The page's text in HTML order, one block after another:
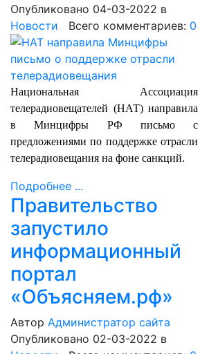
Опубликовано 04-03-2022 в
Новости Всего комментариев: 0
Национальная Ассоциация
телерадиовещателей (НАТ) направила
в Минцифры РФ письмо с
предложениями по поддержке отрасли
телерадиовещания на фоне санкций.
Подробнее ...
Правительство
запустило
информационный
портал
«Объясняем.рф»
Автор Администратор сайта
Опубликовано 02-03-2022 в